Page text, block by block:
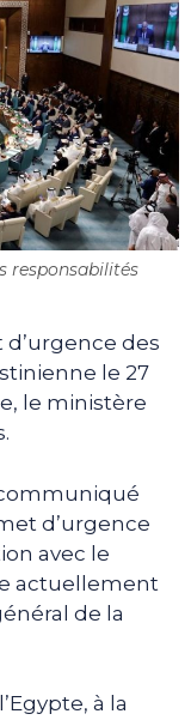
responsabilités
d’urgence des
le 27
le ministère
d’urgence
avec le
actuellement
de la
à la